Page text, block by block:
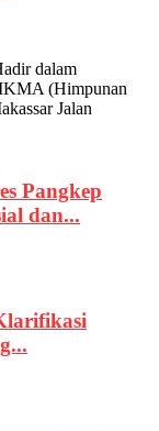
dalam
(Himpunan
Jalan
Pangkep
dan...